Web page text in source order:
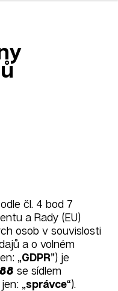
čl. 4 bod 7
a Rady (EU)
osob v souvislosti
a o volném
„GDPR”) je
se sídlem
„správce“).